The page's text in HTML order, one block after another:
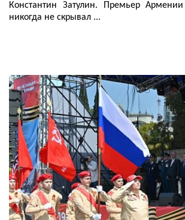
Константин Затулин. Премьер
никогда не скрывал ...